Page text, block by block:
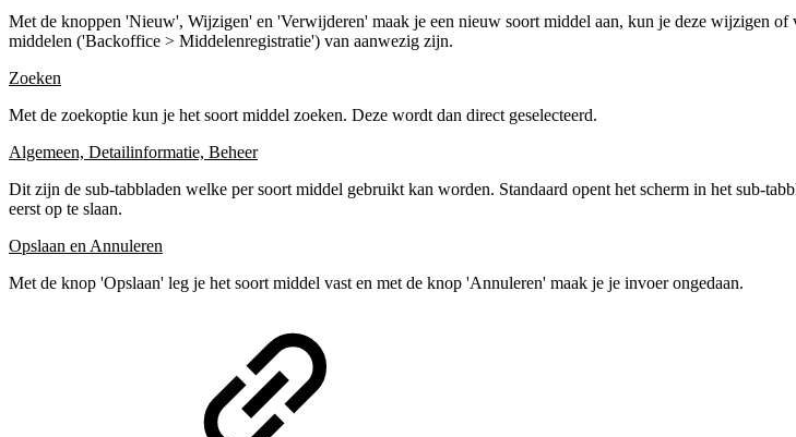
Met de knoppen 'Nieuw', Wijzigen' en 'Verwijderen' maak je een nieuw soort middel aan, kun je deze wijzigen
middelen ('Backoffice > Middelenregistratie') van aanwezig zijn.
Zoeken
Met de zoekoptie kun je het soort middel zoeken. Deze wordt dan direct geselecteerd.
Algemeen, Detailinformatie, Beheer
Dit zijn de sub-tabbladen welke per soort middel gebruikt kan worden. Standaard opent het scherm in het sub-
eerst op te slaan.
Opslaan en Annuleren
Met de knop 'Opslaan' leg je het soort middel vast en met de knop 'Annuleren' maak je je invoer ongedaan.